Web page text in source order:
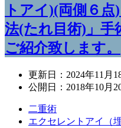
トアイ)(両側６
法(たれ目術)」手
ご紹介致します。
更新日： 2024年11月
公開日： 2018年10月
二重術
エクセレントアイ（